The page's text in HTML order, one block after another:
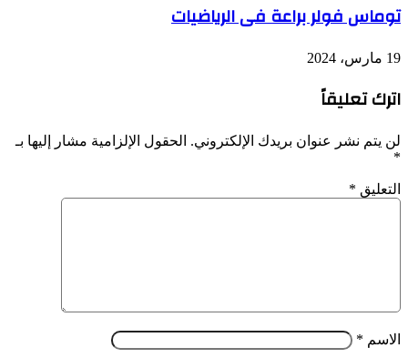
توماس فولر براعة فى الرياضيات
19 مارس، 2024
اترك تعليقاً
لن يتم نشر عنوان بريدك الإلكتروني. الحقول الإلزامية مشار إليها بـ
*
التعليق *
الاسم *